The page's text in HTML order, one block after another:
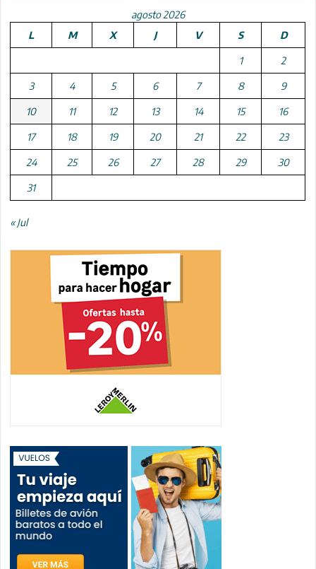
agosto 2026
L
M X J V S D
1 2
3 4 5 6 7 8 9
10 11 12 13 14 15 16
17 18 19 20 21 22 23
24 25 26 27 28 29 30
31
« Jul